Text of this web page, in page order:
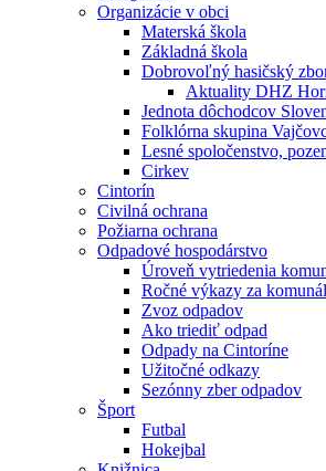
Organizácie v obci
Materská škola
Základná škola
Dobrovoľný hasičský
Aktuality DHZ
Jednota dôchodcov
Folklórna skupina
Lesné spoločenstvo,
Cirkev
Cintorín
Civilná ochrana
Požiarna ochrana
Odpadové hospodárstvo
Úroveň vytriedenia
Ročné výkazy za
Zvoz odpadov
Ako triediť odpad
Odpady na Cintoríne
Užitočné odkazy
Sezónny zber odpadov
Šport
Futbal
Hokejbal